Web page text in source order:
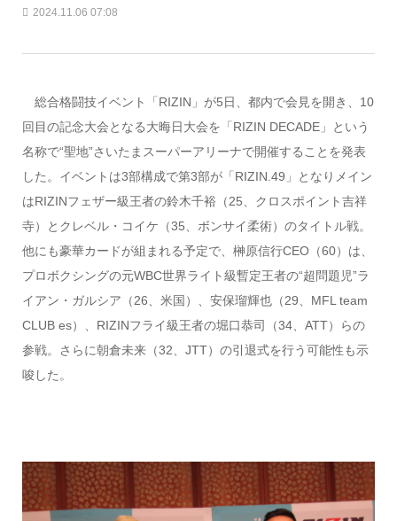
2024.11.06 07:08
総合格闘技イベント「RIZIN」が5日、都内で会見を開き、10
回目の記念大会となる大晦日大会を「RIZIN DECADE」という
名称で“聖地”さいたまスーパーアリーナで開催することを発表
した。イベントは3部構成で第3部が「RIZIN.49」となりメイン
はRIZINフェザー級王者の鈴木千裕（25、クロスポイント吉祥
寺）とクレベル・コイケ（35、ボンサイ柔術）のタイトル戦。
他にも豪華カードが組まれる予定で、榊原信行CEO（60）は、
プロボクシングの元WBC世界ライト級暫定王者の“超問題児”ラ
イアン・ガルシア（26、米国）、安保瑠輝也（29、MFL team
CLUB es）、RIZINフライ級王者の堀口恭司（34、ATT）らの
参戦。さらに朝倉未来（32、JTT）の引退式を行う可能性も示
唆した。